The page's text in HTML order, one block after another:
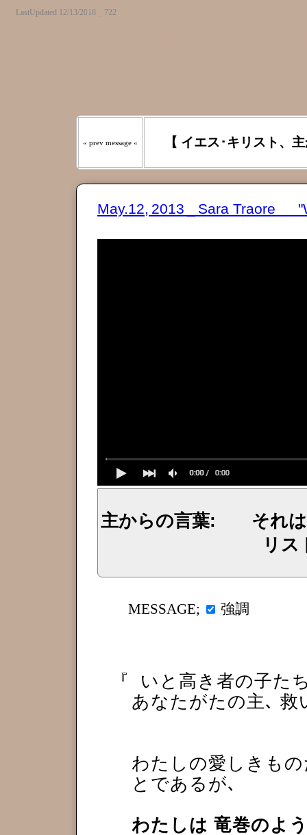
LastUpdated 12/13/2018 _ 722『わたしの羊は わたしの
« prev message « 【 イエス･キリスト、
May.12, 2013 _ Sara Traore
主からの言葉: それ
リス
MESSAGE; 強調
『
いと高き者の子た
あなたがたの主､ 救
わたしの愛しきも
とであるが､
わたしは 竜巻のよ